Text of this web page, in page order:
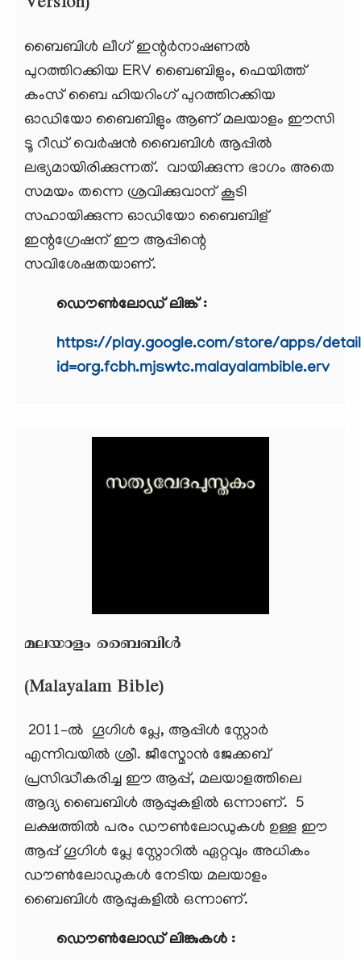
Version)
ബൈബിള്‍ ലീഗ് ഇന്റര്‍നാഷണല്‍
പുറത്തിറക്കിയ ERV ബൈബിളും, ഫെയിത്ത്
കംസ് ബൈ ഹിയറിംഗ് പുറത്തിറക്കിയ
ഓഡിയോ ബൈബിളും ആണ് മലയാളം ഈസി
ടൂ റീഡ് വെര്‍ഷന്‍ ബൈബിള്‍ ആപ്പില്‍
ലഭ്യമായിരിക്കുന്നത്. വായിക്കുന്ന ഭാഗം അതെ
സമയം തന്നെ ശ്രവിക്കുവാന് കൂടി
സഹായിക്കുന്ന ഓഡിയോ ബൈബിള്
ഇന്റഗ്രേഷന് ഈ ആപ്പിന്റെ
സവിശേഷതയാണ്.
ഡൌൺലോഡ് ലിങ്ക് :
https://play.google.com/store/apps/
id=org.fcbh.mjswtc.malayalambible.erv
മലയാളം ബൈബിള്‍
(Malayalam Bible)
2011–ല്‍ ഗൂഗിൾ പ്ലേ, ആപ്പിൾ സ്റ്റോർ
എന്നിവയിൽ ശ്രീ. ജീസ്മോന്‍ ജേക്കബ്‌
പ്രസിദ്ധീകരിച്ച ഈ ആപ്പ്, മലയാളത്തിലെ
ആദ്യ ബൈബിൾ ആപ്പുകളിൽ ഒന്നാണ്. 5
ലക്ഷത്തിൽ പരം ഡൗൺലോഡുകൾ ഉള്ള ഈ
ആപ്പ് ഗൂഗിൾ പ്ലേ സ്റ്റോറിൽ ഏറ്റവും അധികം
ഡൗൺലോഡുകൾ നേടിയ മലയാളം
ബൈബിൾ ആപ്പുകളിൽ ഒന്നാണ്.
ഡൌൺലോഡ് ലിങ്കുകൾ :